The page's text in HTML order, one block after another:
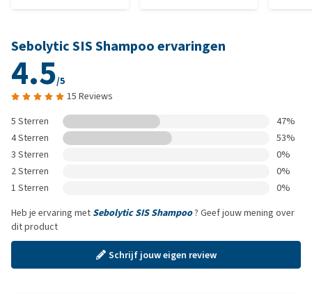
Sebolytic SIS Shampoo ervaringen
4.5/5
15 Reviews
5 Sterren
47%
4 Sterren
53%
3 Sterren
0%
2 Sterren
0%
1 Sterren
0%
Heb je ervaring met Sebolytic SIS Shampoo? Geef jouw mening over
dit product
Schrijf jouw eigen review